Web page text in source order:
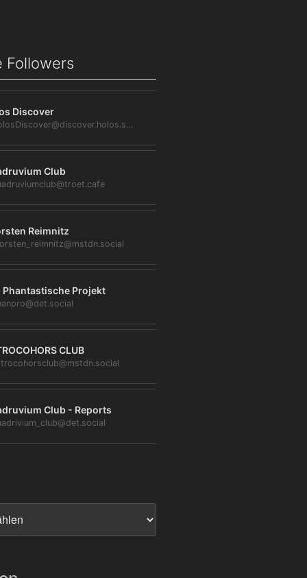
Followers
Discover
@HolosDiscover@discover.holos.social
Club
Reimnitz
Phantastische Projekt
CLUB
Club - Reports